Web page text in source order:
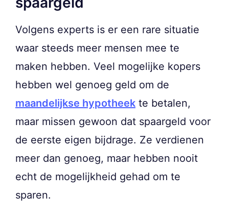
Volgens experts is er een rare situatie
waar steeds meer mensen mee te
maken hebben. Veel mogelijke kopers
hebben wel genoeg geld om de
maandelijkse hypotheek te betalen,
maar missen gewoon dat spaargeld voor
de eerste eigen bijdrage. Ze verdienen
meer dan genoeg, maar hebben nooit
echt de mogelijkheid gehad om te
sparen.